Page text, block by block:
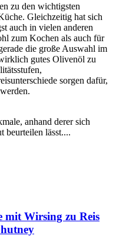
zu den wichtigsten
Gleichzeitig hat sich
auch in vielen anderen
zum Kochen als auch für
die große Auswahl im
gutes Olivenöl zu
sorgen dafür,
anhand derer sich
beurteilen lässt....
mit Wirsing zu Reis